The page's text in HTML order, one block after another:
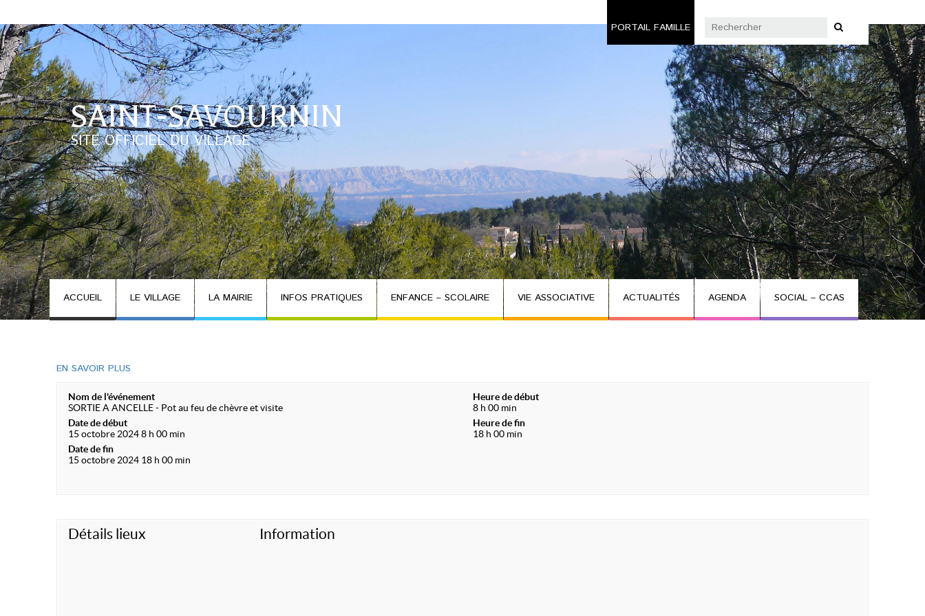
PORTAIL FAMILLE
SAINT-SAVOURNIN
SITE OFFICIEL DU VILLAGE
ACCUEIL LE VILLAGE LA MAIRIE INFOS PRATIQUES ENFANCE – SCOLAIRE VIE ASSOCIATIVE ACTUALITÉS AGENDA SOCIAL – CCAS
EN SAVOIR PLUS
Nom de l'événement
SORTIE A ANCELLE - Pot au feu de chèvre et visite
Date de début
15 octobre 2024 8 h 00 min
Date de fin
15 octobre 2024 18 h 00 min
Heure de début
8 h 00 min
Heure de fin
18 h 00 min
Détails lieux Information